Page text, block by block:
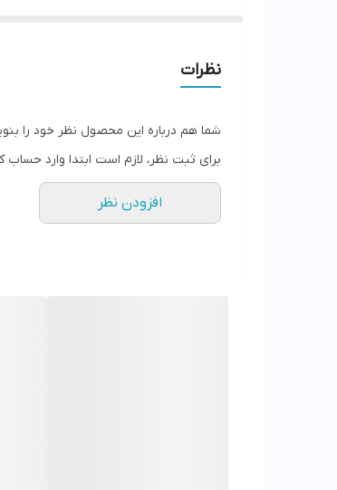
نظرات
شما هم درباره این محصول نظر خود را
برای ثبت نظر، لازم است ابتدا وارد حساب
افزودن نظر